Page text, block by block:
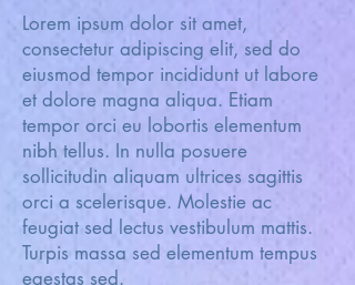
Lorem ipsum dolor sit amet,
consectetur adipiscing elit, sed do
eiusmod tempor incididunt ut labore
et dolore magna aliqua. Etiam
tempor orci eu lobortis elementum
nibh tellus. In nulla posuere
sollicitudin aliquam ultrices sagittis
orci a scelerisque. Molestie ac
feugiat sed lectus vestibulum mattis.
Turpis massa sed elementum tempus
egestas sed.